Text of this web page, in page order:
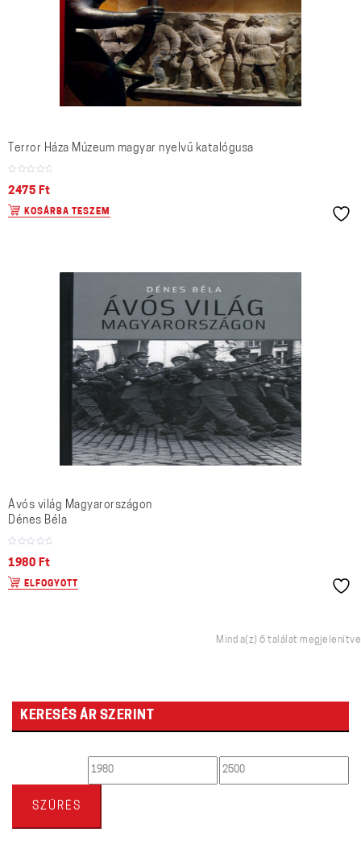
Terror Háza Múzeum magyar nyelvű katalógusa
2475 Ft
KOSÁRBA TESZEM
Ávós világ Magyarországon
Dénes Béla
1980 Ft
ELFOGYOTT
Mind a(z) 6 találat megjelenítve
KERESÉS ÁR SZERINT
Min Max
SZŰRÉS